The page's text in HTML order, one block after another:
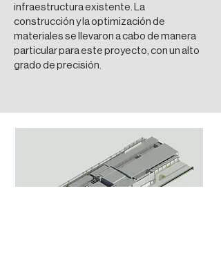
infraestructura existente. La
construcción y la optimización de
materiales se llevaron a cabo de manera
particular para este proyecto, con un alto
grado de precisión.